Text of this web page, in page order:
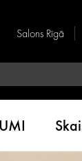
Salons Rīgā